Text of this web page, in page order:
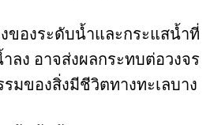
ของระดับน้ำและกระแสน้ำที่
ลง อาจส่งผลกระทบต่อวงจร
มของสิ่งมีชีวิตทางทะเลบาง